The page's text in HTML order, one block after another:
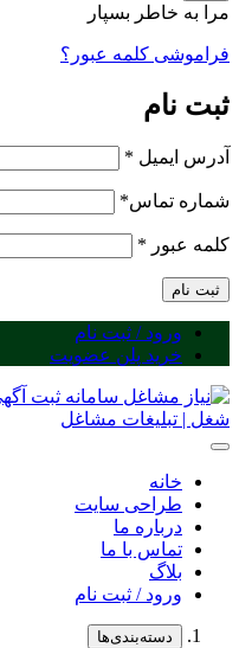
مرا به خاطر بسپار
فراموشی کلمه عبور؟
ثبت نام
آدرس ایمیل *
شماره تماس*
کلمه عبور *
ثبت نام
ورود / ثبت نام
خرید پلن عضویت
خانه
طراحی سایت
درباره ما
تماس با ما
بلاگ
ورود / ثبت نام
دسته‌بندی‌ها